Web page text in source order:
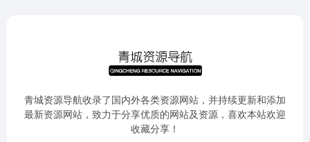
青城资源导航收录了国内外各类资源网站，并持续更新和添加
最新资源网站，致力于分享优质的网站及资源，喜欢本站欢迎
收藏分享！